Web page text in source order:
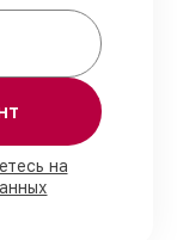
на
на